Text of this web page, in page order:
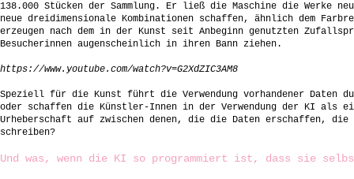
138.000 Stücken der Sammlung. Er ließ die Maschine die Werke
neue dreidimensionale Kombinationen schaffen, ähnlich dem
erzeugen nach dem in der Kunst seit Anbeginn genutzten
Besucherinnen augenscheinlich in ihren Bann ziehen.
https://www.youtube.com/watch?v=G2XdZIC3AM8
Speziell für die Kunst führt die Verwendung vorhandener Daten
oder schaffen die Künstler-Innen in der Verwendung der KI als
Urheberschaft auf zwischen denen, die die Daten erschaffen,
schreiben?
Und was, wenn die KI so programmiert ist, dass sie